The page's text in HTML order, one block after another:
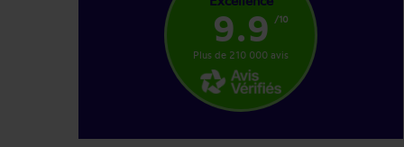
9.9 /10
Plus de 210 000 avis